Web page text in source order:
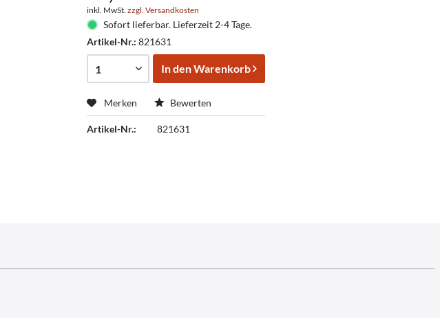
inkl. MwSt.zzgl. Versandkosten
Sofort lieferbar. Lieferzeit 2-4 Tage.
Artikel-Nr.:821631
In denWarenkorb
Merken Bewerten
Artikel-Nr.: 821631